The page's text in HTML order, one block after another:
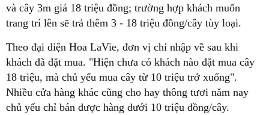
và cây 3m giá 18 triệu đồng; trường hợp khách muốn
trang trí lên sẽ trả thêm 3 - 18 triệu đồng/cây tùy loại.
Theo đại diện Hoa LaVie, đơn vị chỉ nhập về sau khi
khách đã đặt mua. "Hiện chưa có khách nào đặt mua cây
18 triệu, mà chủ yếu mua cây từ 10 triệu trở xuống".
Nhiều cửa hàng khác cũng cho hay thông tươi năm nay
chủ yếu chỉ bán được hàng dưới 10 triệu đồng/cây.